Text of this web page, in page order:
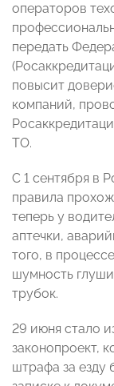
операторов
передать
повысит
компаний,
ТО.
С 1 сентября в
правила
теперь у
аптечки,
того, в
шумность
трубок.
29 июня стало
законопроект,
штрафа за езду